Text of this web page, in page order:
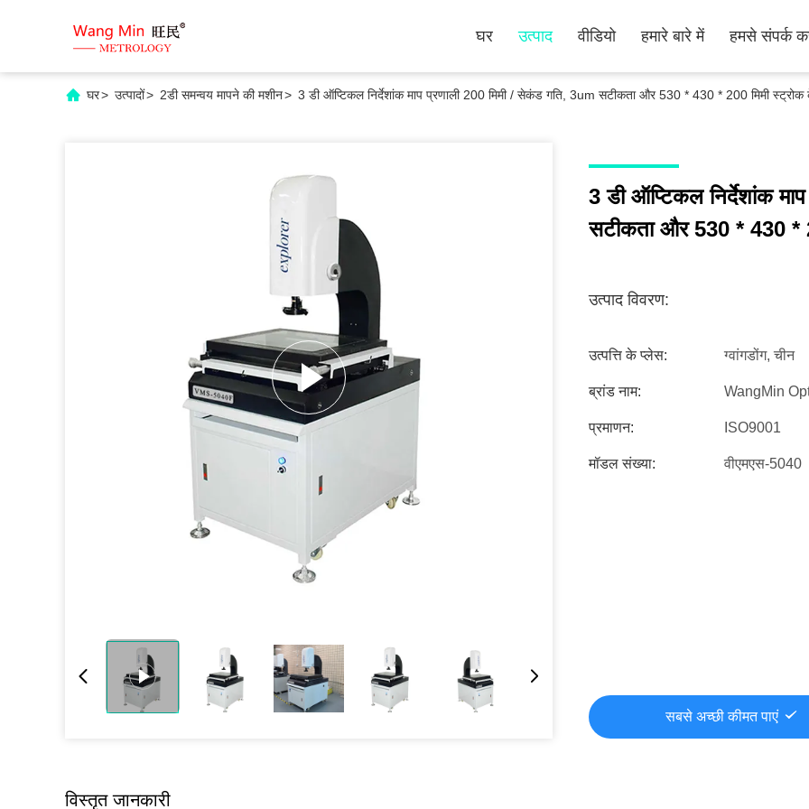
घर उत्पाद वीडियो हमारे बारे में हमसे संपर्क
घर> उत्पादों> 2डी समन्वय मापने की मशीन> 3 डी ऑप्टिकल निर्देशांक माप प्रणाली 200 मिमी / सेकंड गति, 3um सटीकता और 530 * 430 * 200 मिमी
3 डी ऑप्टिकल निर्देशांक
सटीकता और 530 * 430 *
उत्पाद विवरण:
उत्पत्ति के प्लेस: ग्वांगडोंग, चीन
ब्रांड नाम: WangMin
प्रमाणन: ISO9001
मॉडल संख्या: वीएमएस-5040
सबसे अच्छी कीमत पाएं
विस्तृत जानकारी